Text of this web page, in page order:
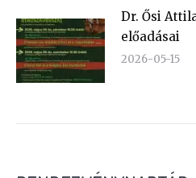
Dr. Ősi
előadásai
2026-05-15